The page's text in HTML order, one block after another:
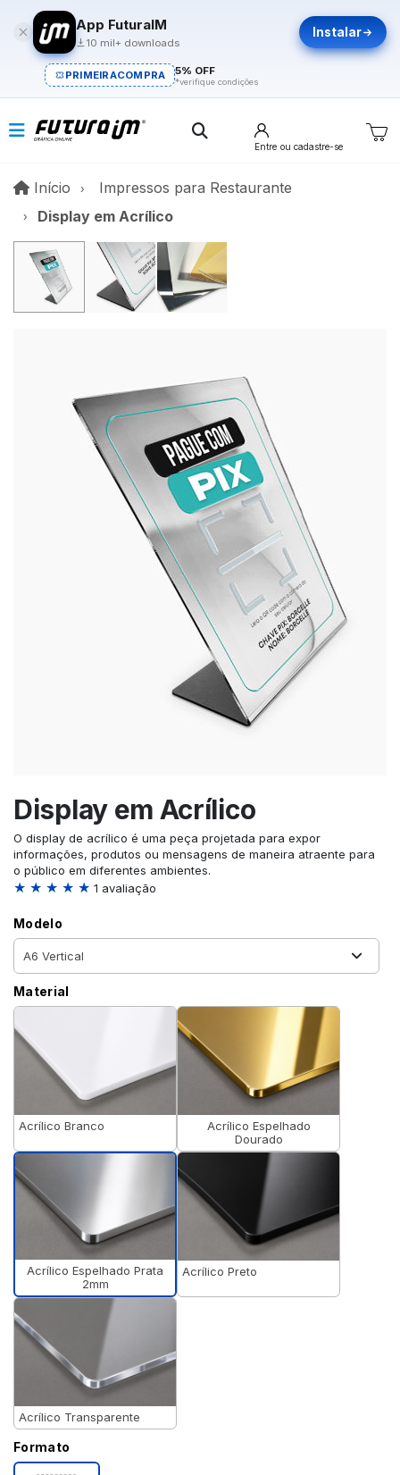
App FuturaIM
10 mil+ downloads
Instalar
PRIMEIRACOMPRA 5% OFF
*verifique condições
Entre ou cadastre-se
Início InícioImpressos para Restaurante
Display em Acrílico
Display em Acrílico
O display de acrílico é uma peça projetada para expor
informações, produtos ou mensagens de maneira atraente para
o público em diferentes ambientes.
★ ★ ★ ★ ★ 1 avaliação
Modelo
Material
Acrílico Branco
Acrílico Espelhado
Dourado
Acrílico Espelhado Prata
2mm
Acrílico Preto
Acrílico Transparente
Formato